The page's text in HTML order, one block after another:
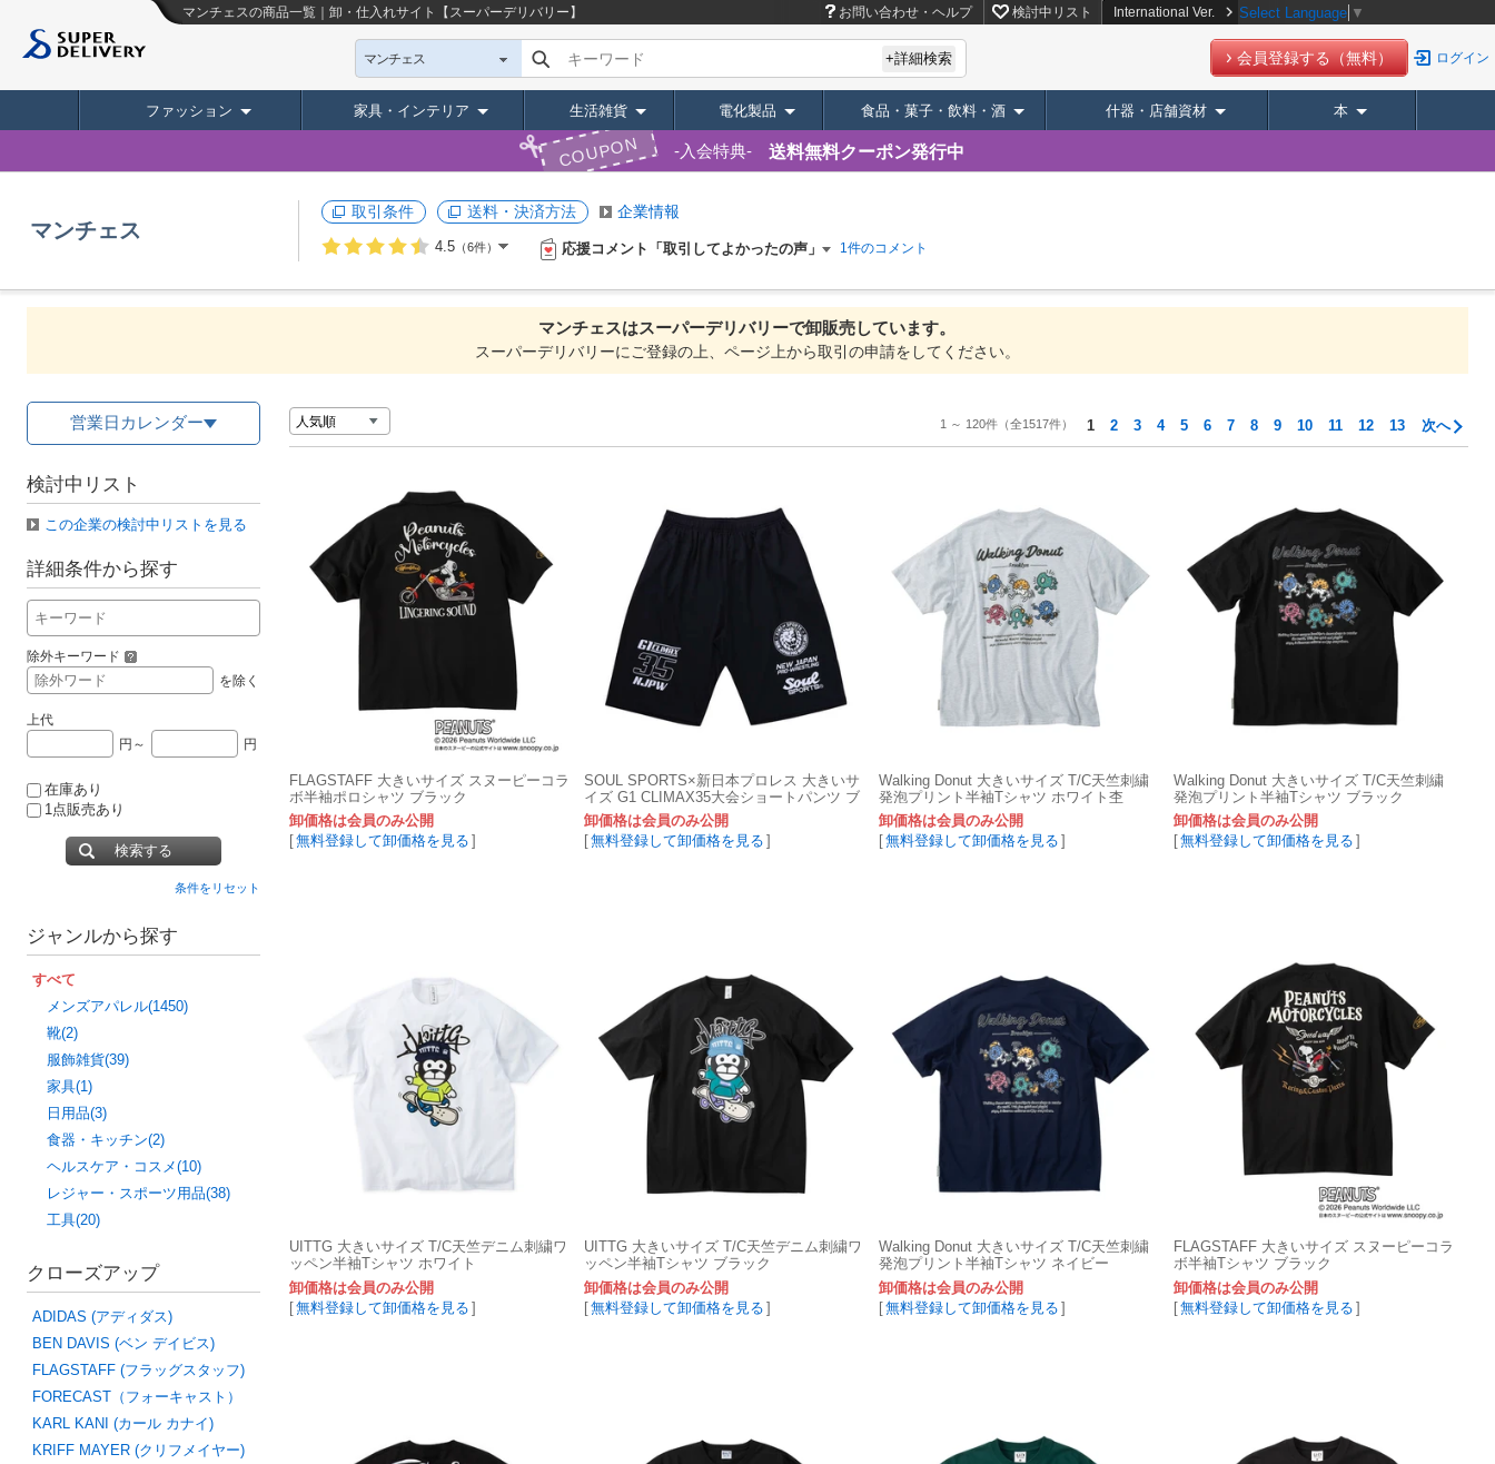
マンチェスの商品一覧｜卸・仕入れサイト【スーパーデリバリー】 お問い合わせ・ヘルプ 検討中リスト International Ver. Select Language ▼
マンチェス キーワード +詳細検索 会員登録する（無料） ログイン
ファッション 家具・インテリア 生活雑貨 電化製品 食品・菓子・飲料・酒 什器・店舗資材 本
COUPON 入会特典 送料無料クーポン発行中
マンチェス
取引条件 送料・決済方法 企業情報
4.5 （6件） 応援コメント「取引してよかったの声」 1件のコメント
マンチェスはスーパーデリバリーで卸販売しています。
スーパーデリバリーにご登録の上、ページ上から取引の申請をしてください。
営業日カレンダー
検討中リスト
この企業の検討中リストを見る
詳細条件から探す
除外キーワード
を除く
上代
円～
円
在庫あり
1点販売あり
検索する
条件をリセット
ジャンルから探す
すべて
メンズアパレル(1450)
靴(2)
服飾雑貨(39)
家具(1)
日用品(3)
食器・キッチン(2)
ヘルスケア・コスメ(10)
レジャー・スポーツ用品(38)
工具(20)
クローズアップ
ADIDAS (アディダス)
BEN DAVIS (ベン デイビス)
FLAGSTAFF (フラッグスタッフ)
FORECAST（フォーキャスト）
KARL KANI (カール カナイ)
KRIFF MAYER (クリフメイヤー)
1 ～ 120件（全1517件） 1 2 3 4 5 6 7 8 9 10 11 12 13 次へ
FLAGSTAFF 大きいサイズ スヌーピーコラ
ボ半袖ポロシャツ ブラック
卸価格は会員のみ公開
[無料登録して卸価格を見る ]
SOUL SPORTS×新日本プロレス 大きいサ
イズ G1 CLIMAX35大会ショートパンツ ブ
ラック
卸価格は会員のみ公開
[無料登録して卸価格を見る ]
Walking Donut 大きいサイズ T/C天竺刺繍
発泡プリント半袖Tシャツ ホワイト杢
卸価格は会員のみ公開
[無料登録して卸価格を見る ]
Walking Donut 大きいサイズ T/C天竺刺繍
発泡プリント半袖Tシャツ ブラック
卸価格は会員のみ公開
[無料登録して卸価格を見る ]
UITTG 大きいサイズ T/C天竺デニム刺繍ワ
ッペン半袖Tシャツ ホワイト
卸価格は会員のみ公開
[無料登録して卸価格を見る ]
UITTG 大きいサイズ T/C天竺デニム刺繍ワ
ッペン半袖Tシャツ ブラック
卸価格は会員のみ公開
[無料登録して卸価格を見る ]
Walking Donut 大きいサイズ T/C天竺刺繍
発泡プリント半袖Tシャツ ネイビー
卸価格は会員のみ公開
[無料登録して卸価格を見る ]
FLAGSTAFF 大きいサイズ スヌーピーコラ
ボ半袖Tシャツ ブラック
卸価格は会員のみ公開
[無料登録して卸価格を見る ]